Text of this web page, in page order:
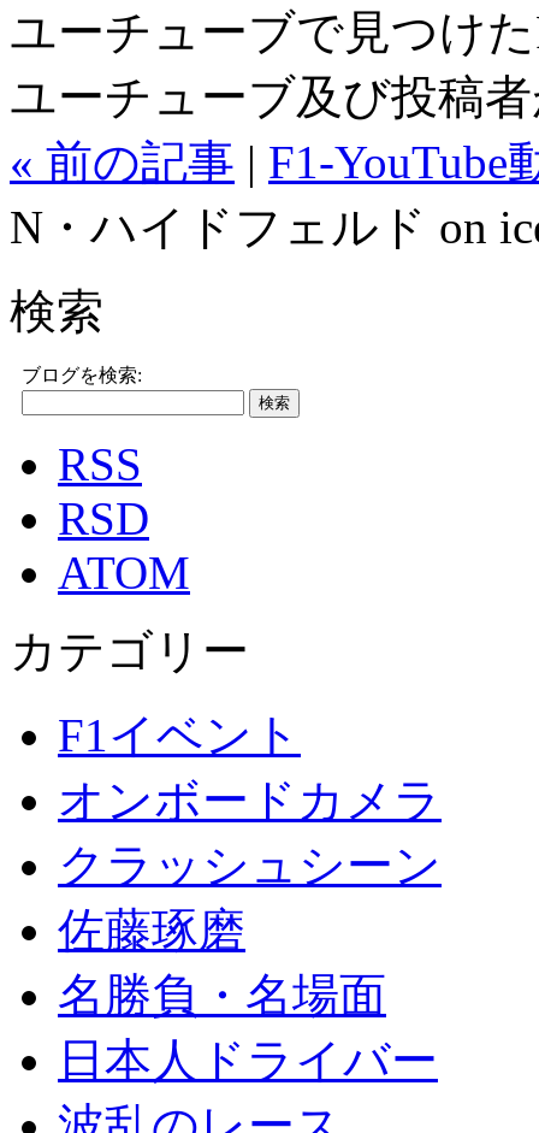
ユーチューブで見つけ
ユーチューブ及び投稿
« 前の記事 | F1-YouTube
N・ハイドフェルド on
検索
ブログを検索:
RSS
RSD
ATOM
カテゴリー
F1イベント
オンボードカメラ
クラッシュシーン
佐藤琢磨
名勝負・名場面
日本人ドライバー